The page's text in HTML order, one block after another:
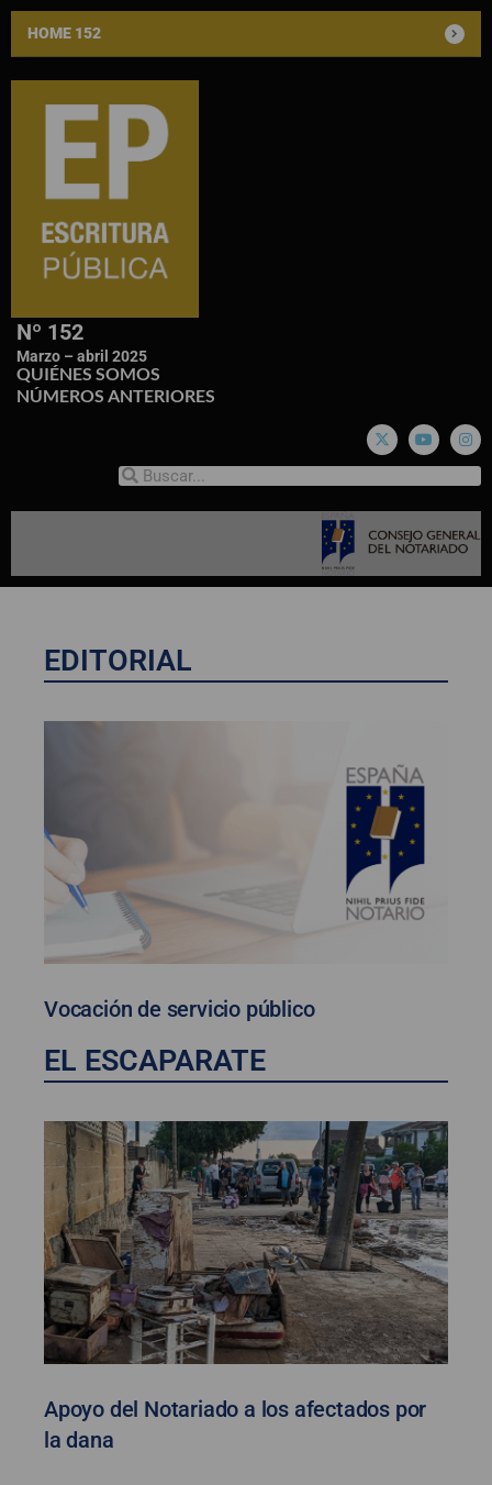
HOME 152
Nº 152
Marzo – abril 2025
QUIÉNES SOMOS
NÚMEROS ANTERIORES
EDITORIAL
Vocación de servicio público
EL ESCAPARATE
Apoyo del Notariado a los afectados por
la dana